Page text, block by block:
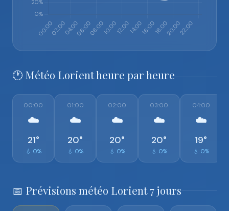
🕐 Météo Lorient heure par heure
00:00
☁️
21°
💧 0%
01:00
☁️
20°
💧 0%
02:00
☁️
20°
💧 0%
03:00
☁️
20°
💧 0%
04:00
☁️
19°
💧 0%
📅 Prévisions météo Lorient 7 jours